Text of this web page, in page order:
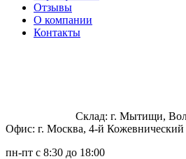
Отзывы
О компании
Контакты
Склад: г. Мытищи,
Офис: г. Москва, 4-й Кожевнический
пн-пт с 8:30 до 18:00